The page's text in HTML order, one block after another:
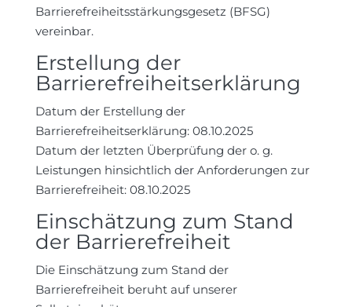
Barrierefreiheitsstärkungsgesetz (BFSG)
vereinbar.
Erstellung der
Barrierefreiheitserklärung
Datum der Erstellung der
Barrierefreiheitserklärung: 08.10.2025
Datum der letzten Überprüfung der o. g.
Leistungen hinsichtlich der Anforderungen zur
Barrierefreiheit: 08.10.2025
Einschätzung zum Stand
der Barrierefreiheit
Die Einschätzung zum Stand der
Barrierefreiheit beruht auf unserer